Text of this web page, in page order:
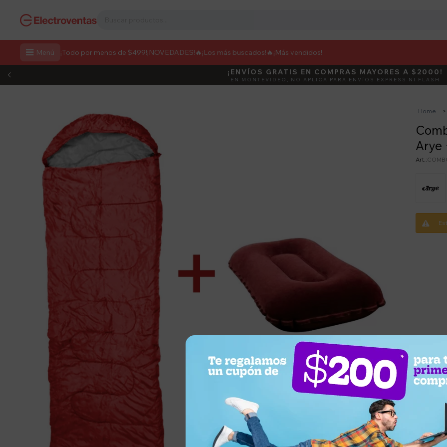
 Menú ¡Todo por menos de $499!¡NOVEDADES! 🔥¡Los más buscados!🔥 ¡Más vendidos!
DEBUT ACTIVÁ
¡ENVÍOS GRATIS EN COMPRAS MAYORES A $2000!
EN MONTEVIDEO, NO APLICA PARA ENVÍOS EXPRESS NI FLASH
Home
Arye